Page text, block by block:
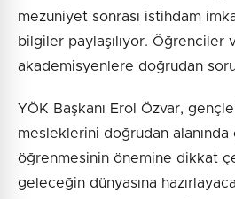
mezuniyet sonrası istihdam
bilgiler paylaşılıyor. Öğrenciler
akademisyenlere doğrudan
YÖK Başkanı Erol Özvar,
mesleklerini doğrudan alanında
öğrenmesinin önemine dikkat
geleceğin dünyasına